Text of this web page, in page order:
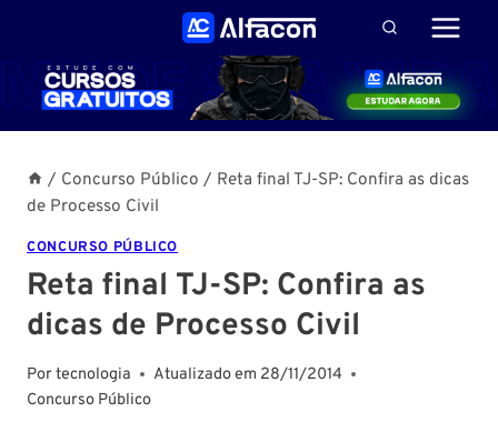
Conteúdo
/ Concurso Público / Reta final TJ-SP: Confira as dicas
de Processo Civil
CONCURSO PÚBLICO
Reta final TJ-SP: Confira as
dicas de Processo Civil
Portecnologia Atualizado em 28/11/2014
Concurso Público